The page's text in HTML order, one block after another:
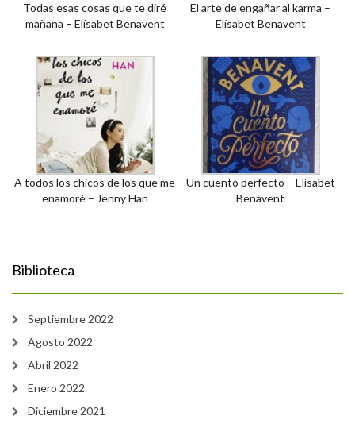
Todas esas cosas que te diré
mañana – Elísabet Benavent
El arte de engañar al karma –
Elísabet Benavent
A todos los chicos de los que me
enamoré – Jenny Han
Un cuento perfecto – Elísabet
Benavent
Biblioteca
Septiembre 2022
Agosto 2022
Abril 2022
Enero 2022
Diciembre 2021